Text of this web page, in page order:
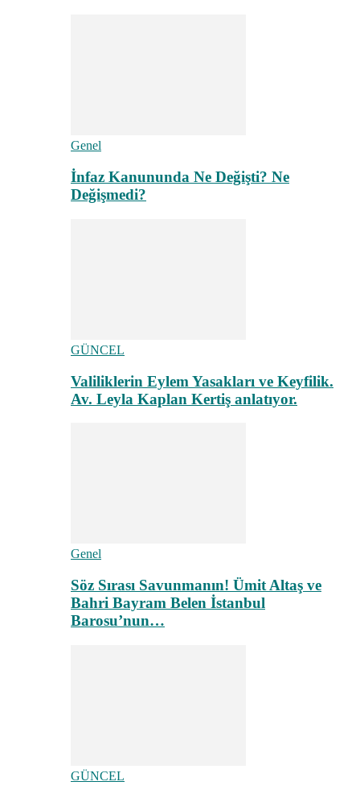
Genel
İnfaz Kanununda Ne Değişti? Ne
Değişmedi?
GÜNCEL
Valiliklerin Eylem Yasakları ve Keyfilik.
Av. Leyla Kaplan Kertiş anlatıyor.
Genel
Söz Sırası Savunmanın! Ümit Altaş ve
Bahri Bayram Belen İstanbul
Barosu’nun…
GÜNCEL